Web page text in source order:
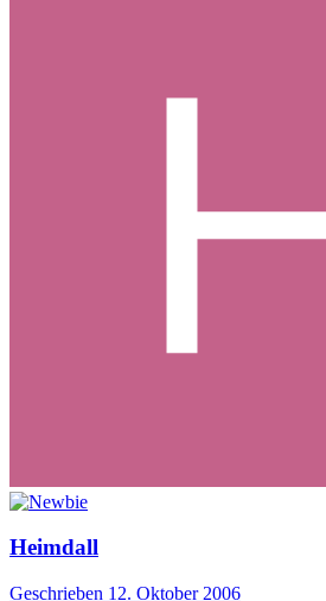
Heimdall
Geschrieben 12. Oktober 2006